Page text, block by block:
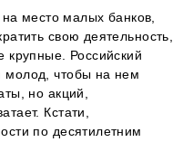
на место малых банков,
свою деятельность,
крупные. Российский
чтобы на нем
но акций,
Кстати,
по десятилетним